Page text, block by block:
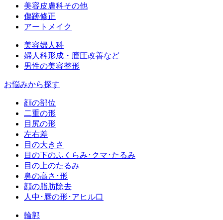
美容皮膚科その他
傷跡修正
アートメイク
美容婦人科
婦人科形成・膣圧改善など
男性の美容整形
お悩みから探す
顔の部位
二重の形
目尻の形
左右差
目の大きさ
目の下のふくらみ･クマ･たるみ
目の上のたるみ
鼻の高さ･形
顔の脂肪除去
人中･唇の形･アヒル口
輪郭